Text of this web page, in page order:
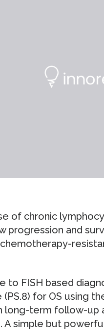
of chronic
progression and
to FISH based
for OS using
long-term follow-up
A simple but